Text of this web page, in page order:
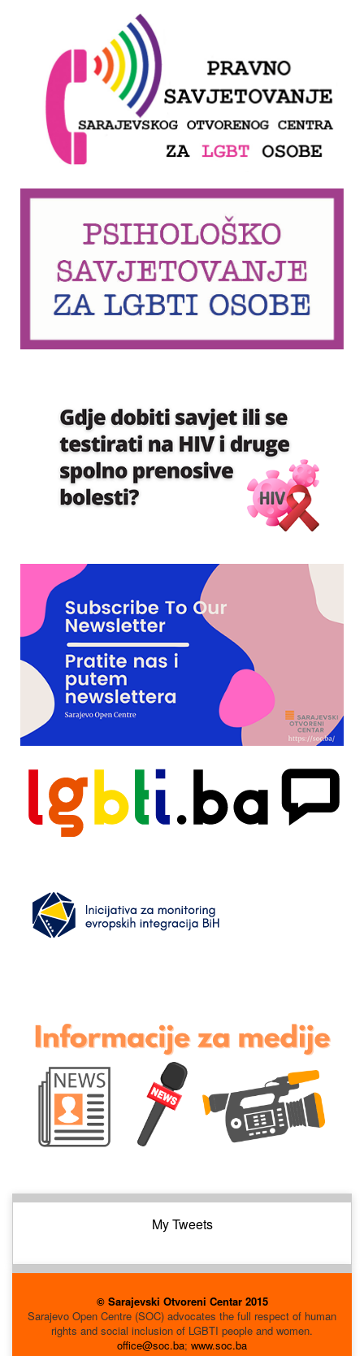
My Tweets
© Sarajevski Otvoreni Centar 2015
Sarajevo Open Centre (SOC) advocates the full respect of human
rights and social inclusion of LGBTI people and women.
office@soc.ba; www.soc.ba